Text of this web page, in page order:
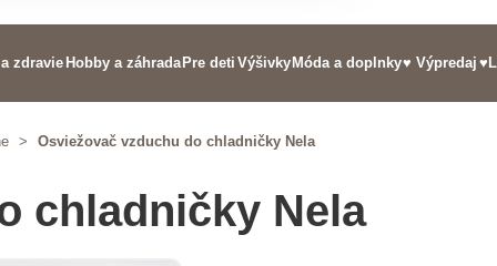
zdravie Hobby a záhrada Pre deti Výšivky Móda a doplnky♥ Výpredaj
> Osviežovač vzduchu do chladničky Nela
chladničky Nela